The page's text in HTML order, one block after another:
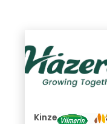
Kinze